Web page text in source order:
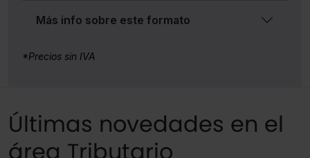
Más info sobre este formato
*Precios sin IVA
Últimas novedades en el
área Tributario